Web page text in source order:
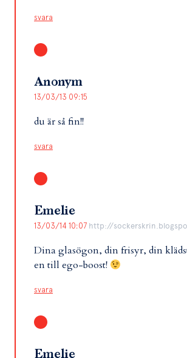
svara
Anonym
13/03/13 09:15
du är så fin!!
svara
Emelie
13/03/14 10:07 http://
Dina glasögon, din frisyr, din
en till ego-boost!
svara
Emelie